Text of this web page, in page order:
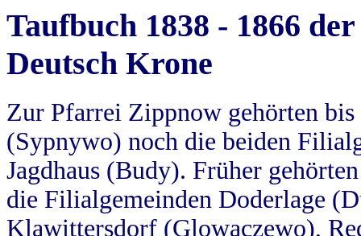
Taufbuch 1838 - 1866
Deutsch Krone
Zur Pfarrei Zippnow gehörten
(Sypnywo) noch die beiden
Jagdhaus (Budy). Früher
die Filialgemeinden Doderlage
Klawittersdorf (Glowaczewo),